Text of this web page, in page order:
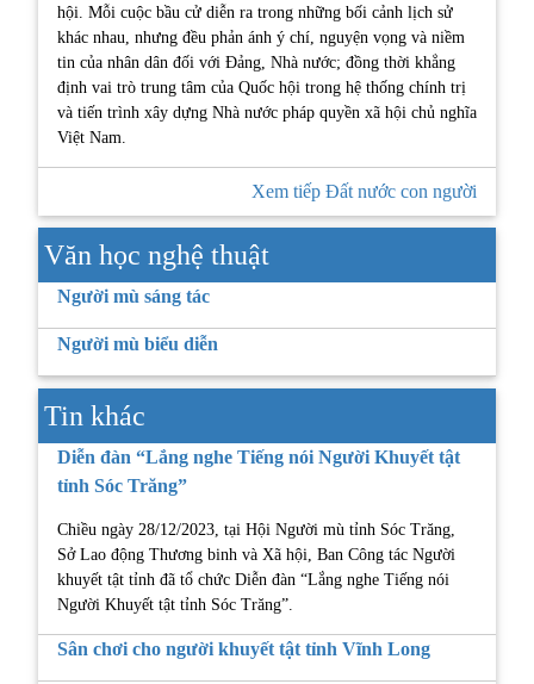
hội. Mỗi cuộc bầu cử diễn ra trong những bối cảnh lịch sử
khác nhau, nhưng đều phản ánh ý chí, nguyện vọng và niềm
tin của nhân dân đối với Đảng, Nhà nước; đồng thời khẳng
định vai trò trung tâm của Quốc hội trong hệ thống chính trị
và tiến trình xây dựng Nhà nước pháp quyền xã hội chủ nghĩa
Việt Nam.
Xem tiếp Đất nước con người
Văn học nghệ thuật
Người mù sáng tác
Người mù biểu diễn
Tin khác
Diễn đàn “Lắng nghe Tiếng nói Người Khuyết tật
tỉnh Sóc Trăng”
Chiều ngày 28/12/2023, tại Hội Người mù tỉnh Sóc Trăng,
Sở Lao động Thương binh và Xã hội, Ban Công tác Người
khuyết tật tỉnh đã tổ chức Diễn đàn “Lắng nghe Tiếng nói
Người Khuyết tật tỉnh Sóc Trăng”.
Sân chơi cho người khuyết tật tỉnh Vĩnh Long